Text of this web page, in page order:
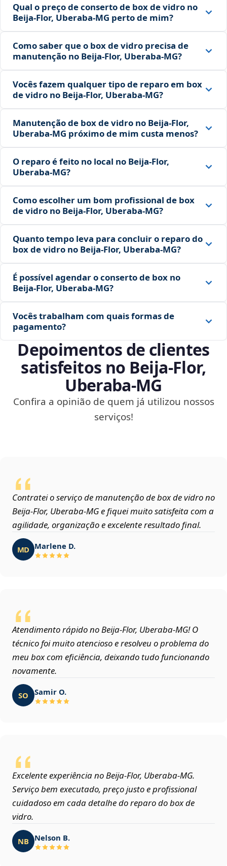
Qual o preço de conserto de box de vidro no
Beija‑Flor, Uberaba‑MG perto de mim?
Como saber que o box de vidro precisa de
manutenção no Beija‑Flor, Uberaba‑MG?
Vocês fazem qualquer tipo de reparo em box
de vidro no Beija‑Flor, Uberaba‑MG?
Manutenção de box de vidro no Beija‑Flor,
Uberaba‑MG próximo de mim custa menos?
O reparo é feito no local no Beija‑Flor,
Uberaba‑MG?
Como escolher um bom profissional de box
de vidro no Beija‑Flor, Uberaba‑MG?
Quanto tempo leva para concluir o reparo do
box de vidro no Beija‑Flor, Uberaba‑MG?
É possível agendar o conserto de box no
Beija‑Flor, Uberaba‑MG?
Vocês trabalham com quais formas de
pagamento?
Depoimentos de clientes
satisfeitos no Beija‑Flor,
Uberaba‑MG
Confira a opinião de quem já utilizou nossos
serviços!
Contratei o serviço de manutenção de box de vidro no
Beija‑Flor, Uberaba‑MG e fiquei muito satisfeita com a
agilidade, organização e excelente resultado final.
MD Marlene D.
Atendimento rápido no Beija‑Flor, Uberaba‑MG! O
técnico foi muito atencioso e resolveu o problema do
meu box com eficiência, deixando tudo funcionando
novamente.
SO Samir O.
Excelente experiência no Beija‑Flor, Uberaba‑MG.
Serviço bem executado, preço justo e profissional
cuidadoso em cada detalhe do reparo do box de
vidro.
NB Nelson B.